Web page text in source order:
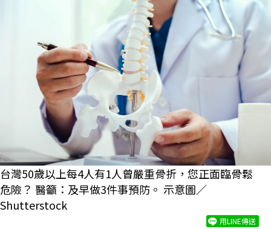
台灣50歲以上每4人有1人曾嚴重骨折，您正面臨骨鬆
危險？ 醫籲：及早做3件事預防。 示意圖／
Shutterstock
用LINE傳送